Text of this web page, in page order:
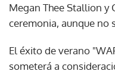
Megan Thee Stallion y
ceremonia, aunque no
El éxito de verano
someterá a